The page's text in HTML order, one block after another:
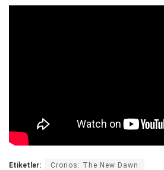
Etiketler: Cronos: The New Dawn